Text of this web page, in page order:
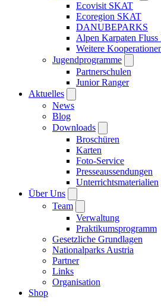
Ecovisit SKAT
Ecoregion SKAT
DANUBEPARKS
Alpen Karpaten
Weitere
Jugendprogramme
Partnerschulen
Junior Ranger
Aktuelles
News
Blog
Downloads
Broschüren
Karten
Foto-Service
Presseaussendungen
Unterrichtsmaterialien
Über Uns
Team
Verwaltung
Praktikumsprogramm
Gesetzliche Grundlagen
Nationalparks Austria
Partner
Links
Organisation
Shop